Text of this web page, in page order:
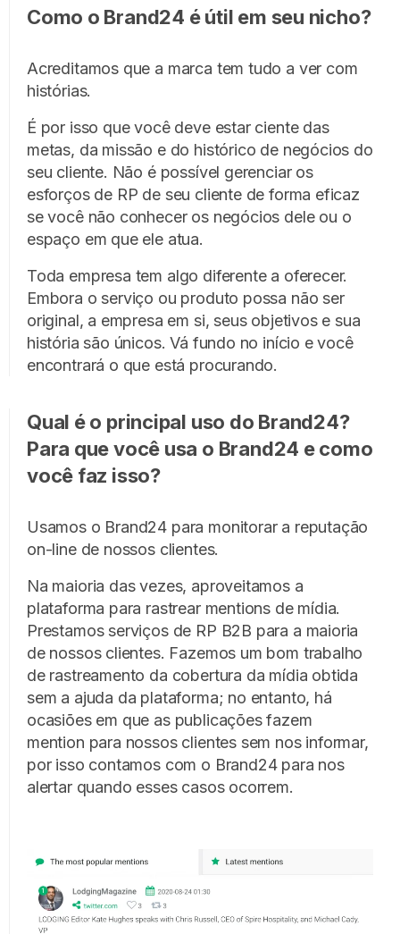
Como o Brand24 é útil em seu nicho?
Acreditamos que a marca tem tudo a ver com
histórias.
É por isso que você deve estar ciente das
metas, da missão e do histórico de negócios do
seu cliente. Não é possível gerenciar os
esforços de RP de seu cliente de forma eficaz
se você não conhecer os negócios dele ou o
espaço em que ele atua.
Toda empresa tem algo diferente a oferecer.
Embora o serviço ou produto possa não ser
original, a empresa em si, seus objetivos e sua
história são únicos. Vá fundo no início e você
encontrará o que está procurando.
Qual é o principal uso do Brand24?
Para que você usa o Brand24 e como
você faz isso?
Usamos o Brand24 para monitorar a reputação
on-line de nossos clientes.
Na maioria das vezes, aproveitamos a
plataforma para rastrear mentions de mídia.
Prestamos serviços de RP B2B para a maioria
de nossos clientes. Fazemos um bom trabalho
de rastreamento da cobertura da mídia obtida
sem a ajuda da plataforma; no entanto, há
ocasiões em que as publicações fazem
mention para nossos clientes sem nos informar,
por isso contamos com o Brand24 para nos
alertar quando esses casos ocorrem.